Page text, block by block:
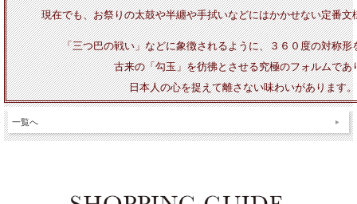
現在でも、お祭りの太鼓や半纏や手拭いなどにはかかせない定番文
「三つ巴の戦い」などに象徴されるように、３６０度の対称形
古来の「勾玉」を彷彿とさせる究極のフォルムであ
日本人の心を捉えて離さない味わいがあります。
一覧へ